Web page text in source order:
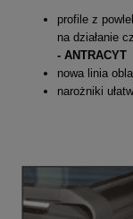
profile z
na działanie
- ANTRACYT
nowa linia
narożniki